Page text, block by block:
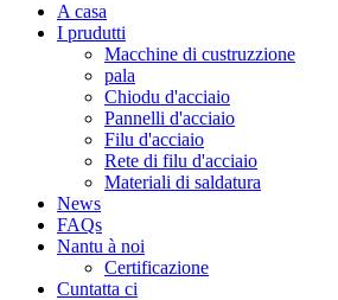
A casa
I prudutti
Macchine di custruzzione
pala
Chiodu d'acciaio
Pannelli d'acciaio
Filu d'acciaio
Rete di filu d'acciaio
Materiali di saldatura
News
FAQs
Nantu à noi
Certificazione
Cuntatta ci